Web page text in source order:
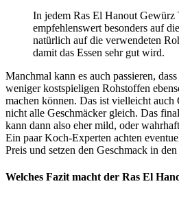
In jedem Ras El Hanout Gewürz
empfehlenswert besonders auf
natürlich auf die verwendeten
damit das Essen sehr gut wird.
Manchmal kann es auch passieren,
weniger kostspieligen Rohstoffen
machen können. Das ist vielleicht auch
nicht alle Geschmäcker gleich. Das
kann dann also eher mild, oder
Ein paar Koch-Experten achten
Preis und setzen den Geschmack in
Welches Fazit macht der Ras El